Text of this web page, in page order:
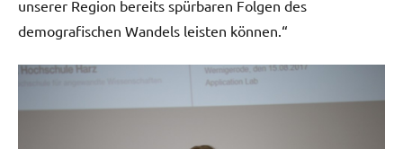
unserer Region bereits spürbaren Folgen des
demografischen Wandels leisten können.“